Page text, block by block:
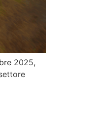
2025,